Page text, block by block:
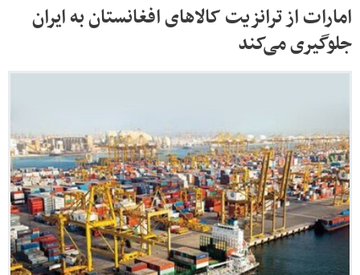
امارات از ترانزیت کالاهای افغانستان به ایران
جلوگیری می‌کند